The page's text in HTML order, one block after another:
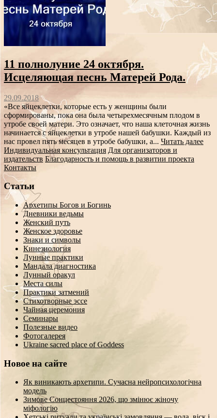
11 полнолуние 24 октября.
Исцеляющая песнь Матерей Рода.
29.09.2018
«Все яйцеклетки, которые есть у женщины были
сформированы, пока она была четырехмесячным плодом в
утробе своей матери. Это означает, что наша клеточная жизнь
начинается с яйцеклетки в утробе нашей бабушки. Каждый из
нас провел пять месяцев в утробе бабушки, а... Читать далее
Индивидуальная консультация Для организаторов и
издательств Благодарность и помощь в развитии проекта
Контакты
Статьи
Архетипы Богов и Богинь
Дневники ведьмы
Женский путь
Женское здоровье
Знаки и символы
Кинезиология
Лунные практики
Мандала диагностика
Лунный оракул
Места силы
Практики затмений
Стихотворные эссе
Чайная церемония
Семинары
Полезные видео
Фотогалерея
Ukraine sacred place of Goddess
Новое на сайте
Як виникають архетипи. Сучасна нейропсихологічна
модель
Зимове Сонцестояння 2026, що змінює жіночу
міфологію